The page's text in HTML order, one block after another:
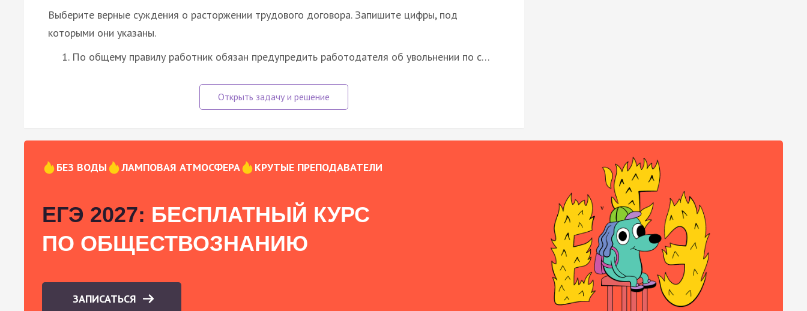
Выберите верные суждения о расторжении трудового договора. Запишите цифры, под
которыми они указаны.
По общему правилу работник обязан предупредить работодателя об увольнении по с…
БЕЗ ВОДЫ ЛАМПОВАЯ АТМОСФЕРА КРУТЫЕ ПРЕПОДАВАТЕЛИ
ЕГЭ 2027: БЕСПЛАТНЫЙ КУРС
ПО ОБЩЕСТВОЗНАНИЮ
ЗАПИСАТЬСЯ